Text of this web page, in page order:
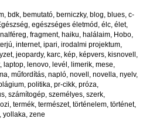
bdk bemutató berniczky, blog blues c-
egészséges életmód élc élet,
fragment, haiku halálaim Hobo
internet, ipari irodalmi projektum
, jeopardy, karc kép képvers kisnovell
, laptop lenovo levél limerik mese
műfordítás napló novell novella nyelv,
politika pr-cikk próza
számítogép személyes szerk
termék természet, történelem történet,
yollaka zene